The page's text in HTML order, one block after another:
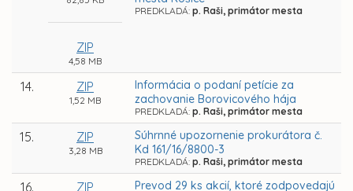
ZIP
4,58 MB
PREDKLADÁ: p. Raši, primátor mesta
14. ZIP
1,52 MB
Informácia o podaní petície za
zachovanie Borovicového hája
PREDKLADÁ: p. Raši, primátor mesta
15. ZIP
3,28 MB
Súhrnné upozornenie prokurátora č.
Kd 161/16/8800-3
PREDKLADÁ: p. Raši, primátor mesta
16. ZIP
Prevod 29 ks akcií, ktoré zodpovedajú